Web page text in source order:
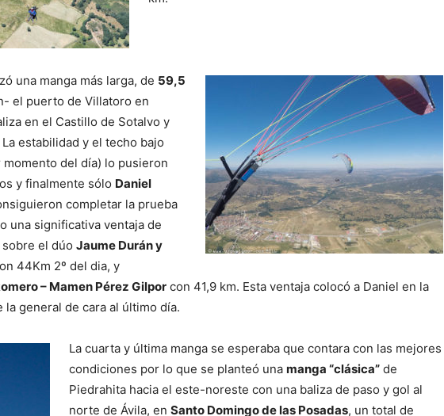
una manga más larga, de 59,5
el puerto de Villatoro en
en el Castillo de Sotalvo y
estabilidad y el techo bajo
del día) lo pusieron
y finalmente sólo Daniel
completar la prueba
una significativa ventaja de
el dúo Jaume Durán y
44Km 2º del dia, y
– Mamen Pérez Gilpor con 41,9 km. Esta ventaja colocó a Daniel en la
general de cara al último día.
La cuarta y última manga se esperaba que contara con las mejores
condiciones por lo que se planteó una manga “clásica” de
Piedrahita hacia el este-noreste con una baliza de paso y gol al
norte de Ávila, en Santo Domingo de las Posadas, un total de